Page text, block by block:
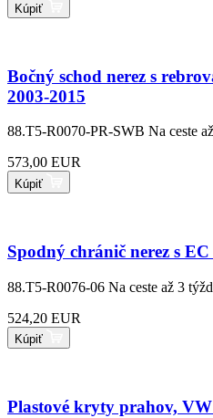
Kúpiť
Bočný schod nerez s
2003-2015
88.T5-R0070-PR-SWB Na ceste
573,00 EUR
Kúpiť
Spodný chránič nerez s
88.T5-R0076-06 Na ceste až 3
524,20 EUR
Kúpiť
Plastové kryty prahov,